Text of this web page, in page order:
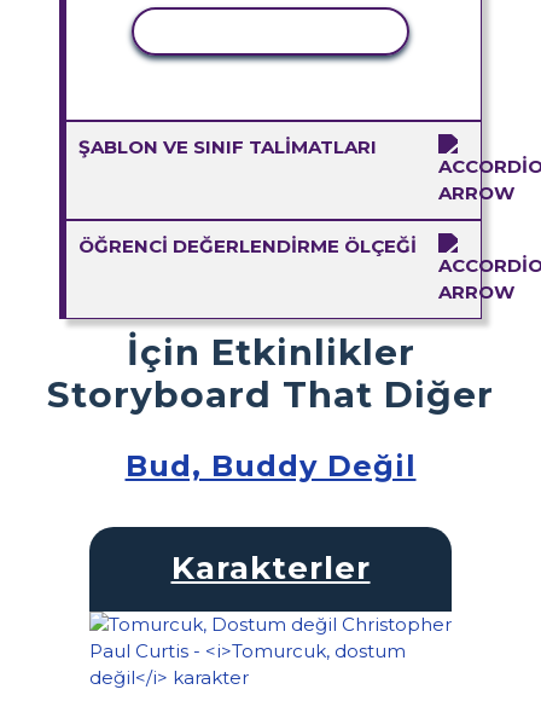
ŞABLON VE SINIF TALIMATLARI
ÖĞRENCI DEĞERLENDIRME ÖLÇEĞI
İçin Etkinlikler
Storyboard That Diğer
Bud, Buddy Değil
Karakterler